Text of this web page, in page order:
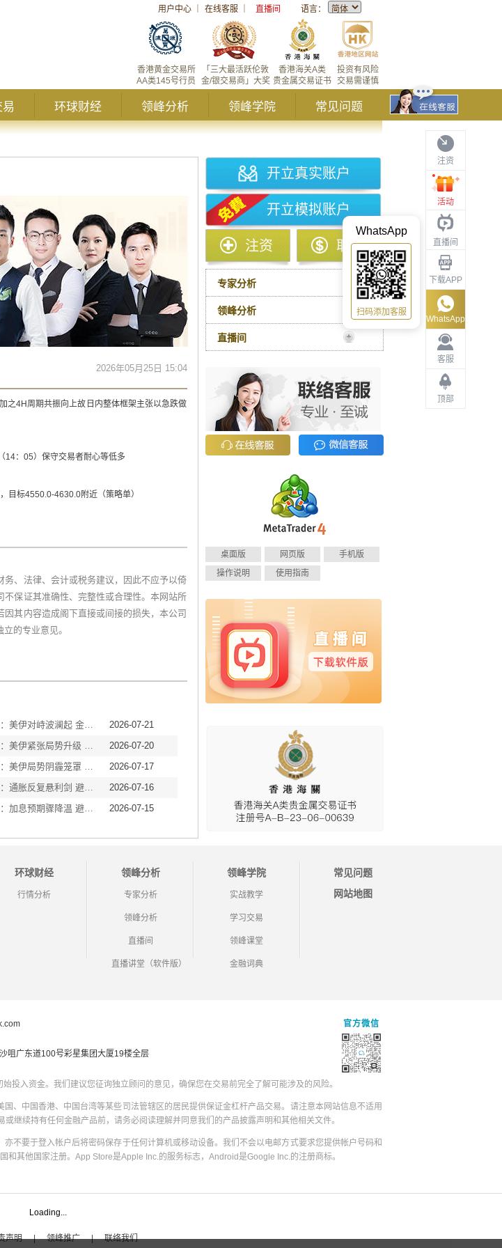
用户中心 在线客服 直播间 语言：
投资有风险
交易需谨慎
香港海关A类
贵金属交易证书
「三大最活跃伦敦
金/银交易商」大奖
香港黄金交易所
AA类145号行员
易 环球财经 领峰分析 领峰学院 常见问题
注资
活动
直播间
下载APP
客服
顶部
WhatsApp
WhatsApp
扫码添加客服
2026年05月25日 15:04
之4H周期共振向上故日内整体框架主张以急跌做
14：05）保守交易者耐心等低多
目标4550.0-4630.0附近（策略单）
、法律、会计或税务建议，因此不应予以倚
保证其准确性、完整性或合理性。本网站所
其内容造成阁下直接或间接的损失，本公司
的专业意见。
2026-07-21
2026-07-20
2026-07-17
2026-07-16
2026-07-15
开立真实账户
开立模拟账户
注资 取款
专家分析
领峰分析
直播间
桌面版 网页版
手机版
操作说明
使用指南
环球财经
行情分析
领峰分析
专家分析
领峰分析
直播间
直播讲堂（软件版）
领峰学院
实战教学
学习交易
领峰课堂
金融词典
常见问题
网站地图
咀广东道100号彩星集团大厦19楼全层
官方微信
投入资金。我们建议您征询独立顾问的意见，确保您在交易前完全了解可能涉及的风险。
、中国香港、中国台湾等某些司法管辖区的居民提供保证金杠杆产品交易。请注意本网站信息不适用
继续持有任何金融产品前，请务必阅读理解并同意我们的产品披露声明和其他相关文件。
不要于登入帐户后将密码保存于任何计算机或移动设备。我们不会以电邮方式要求您提供帐户号码和
其他国家注册。App Store是Apple Inc.的服务标志，Android是Google Inc.的注册商标。
Loading...
声明 | 领峰推广 | 联络我们